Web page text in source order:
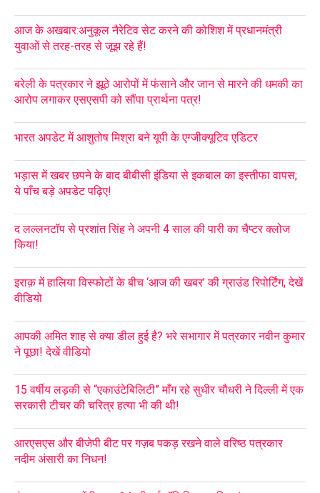
आज के अखबार:अनुकूल नैरेटिव सेट करने की कोशिश में प्रधानमंत्री
युवाओं से तरह-तरह से जूझ रहे हैं!
बरेली के पत्रकार ने झूठे आरोपों में फंसाने और जान से मारने की धमकी का
आरोप लगाकर एसएसपी को सौंपा प्रार्थना पत्र!
भारत अपडेट में आशुतोष मिश्रा बने यूपी के एग्जीक्यूटिव एडिटर
भड़ास में खबर छपने के बाद बीबीसी इंडिया से इकबाल का इस्तीफा वापस;
ये पाँच बड़े अपडेट पढ़िए!
द लल्लनटॉप से प्रशांत सिंह ने अपनी 4 साल की पारी का चैप्टर क्लोज
किया!
इराक़ में हालिया विस्फोटों के बीच ‘आज की खबर’ की ग्राउंड रिपोर्टिंग, देखें
वीडियो
आपकी अमित शाह से क्या डील हुई है? भरे सभागार में पत्रकार नवीन कुमार
ने पूछा! देखें वीडियो
15 वर्षीय लड़की से “एकाउंटेबिलिटी” माँग रहे सुधीर चौधरी ने दिल्ली में एक
सरकारी टीचर की चरित्र हत्या भी की थी!
आरएसएस और बीजेपी बीट पर गज़ब पकड़ रखने वाले वरिष्ठ पत्रकार
नदीम अंसारी का निधन!